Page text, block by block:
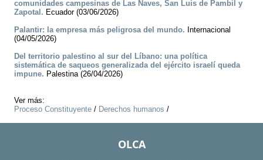
comunidades campesinas de Las Naves, San Luis de Pambil y
Zapotal. Ecuador (03/06/2026)
Palantir: la empresa más peligrosa del mundo. Internacional
(04/05/2026)
Del territorio palestino al sur del Líbano: una política
sistemática de saqueos generalizada del ejército israelí queda
impune. Palestina (26/04/2026)
Ver más:
Proceso Constituyente / Derechos humanos /
OLCA